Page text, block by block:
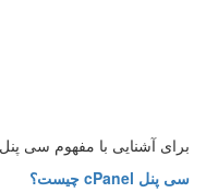
برای آشنایی با مفهوم سی پنل
سی پنل cPanel چیست؟